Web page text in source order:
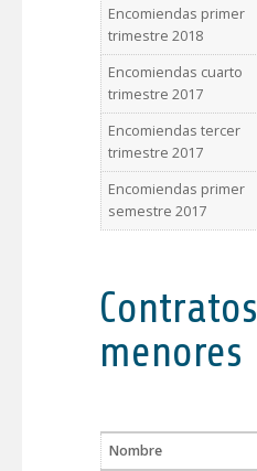
Encomiendas primer
trimestre 2018
Encomiendas cuarto
trimestre 2017
Encomiendas tercer
trimestre 2017
Encomiendas primer
semestre 2017
Contratos
menores
Nombre